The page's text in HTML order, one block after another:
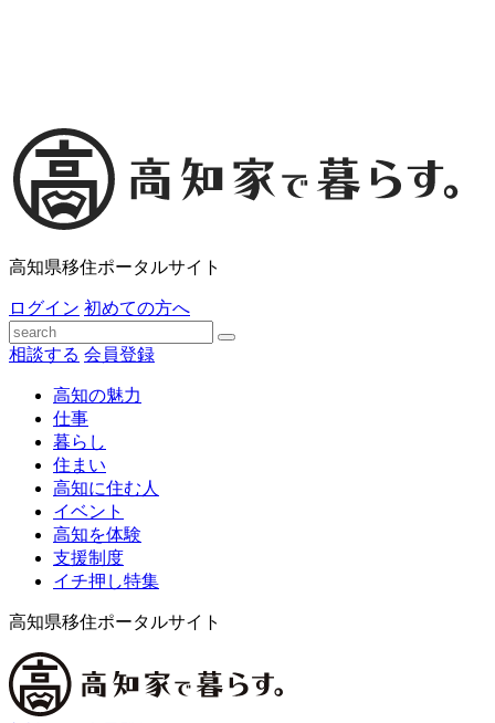
高知県移住ポータルサイト
ログイン 初めての方へ
相談する 会員登録
高知の魅力
仕事
暮らし
住まい
高知に住む人
イベント
高知を体験
支援制度
イチ押し特集
高知県移住ポータルサイト